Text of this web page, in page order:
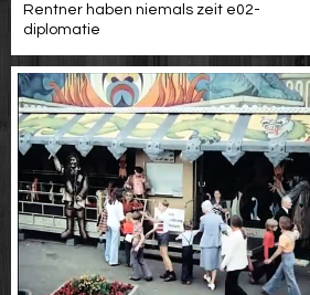
Rentner haben niemals zeit e02-
diplomatie